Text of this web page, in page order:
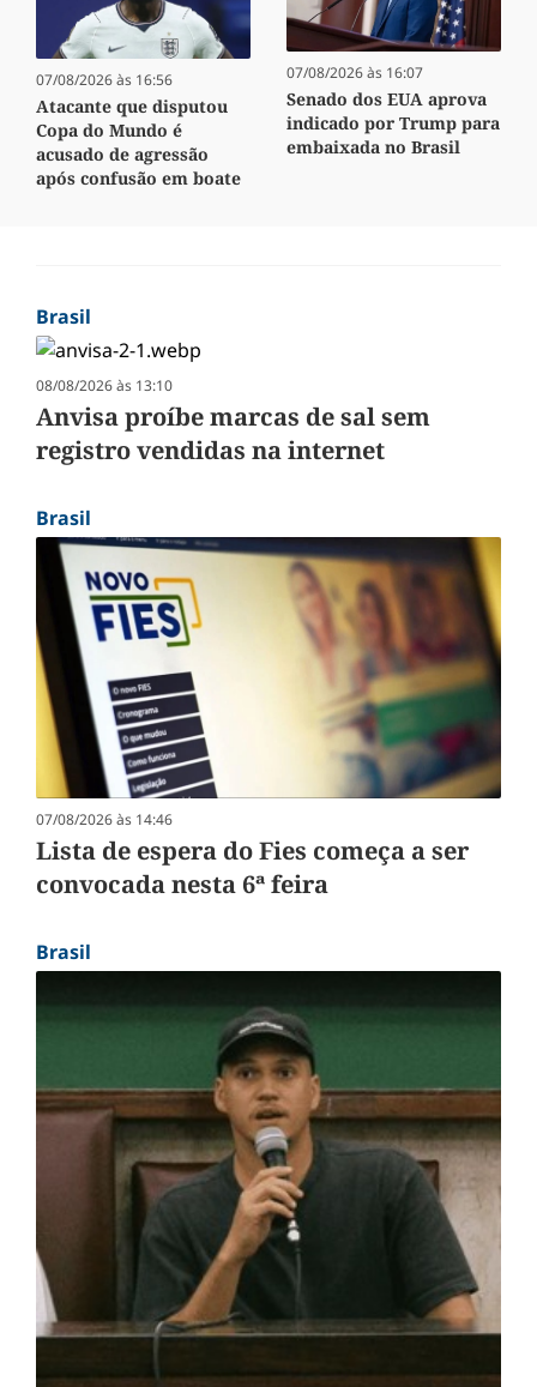
07/08/2026 às 16:56
Atacante que disputou
Copa do Mundo é
acusado de agressão
após confusão em boate
07/08/2026 às 16:07
Senado dos EUA aprova
indicado por Trump para
embaixada no Brasil
Brasil
08/08/2026 às 13:10
Anvisa proíbe marcas de sal sem
registro vendidas na internet
Brasil
07/08/2026 às 14:46
Lista de espera do Fies começa a ser
convocada nesta 6ª feira
Brasil